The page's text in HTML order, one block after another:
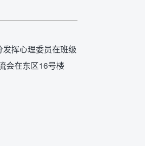
挥心理委员在班级
会在东区16号楼